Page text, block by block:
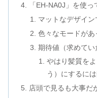
「EH-NA0J」を使
マットなデザイ
色々なモードがあ
期待値（求めて
やはり髪質を
う）にするに
店頭で見るも大事だ